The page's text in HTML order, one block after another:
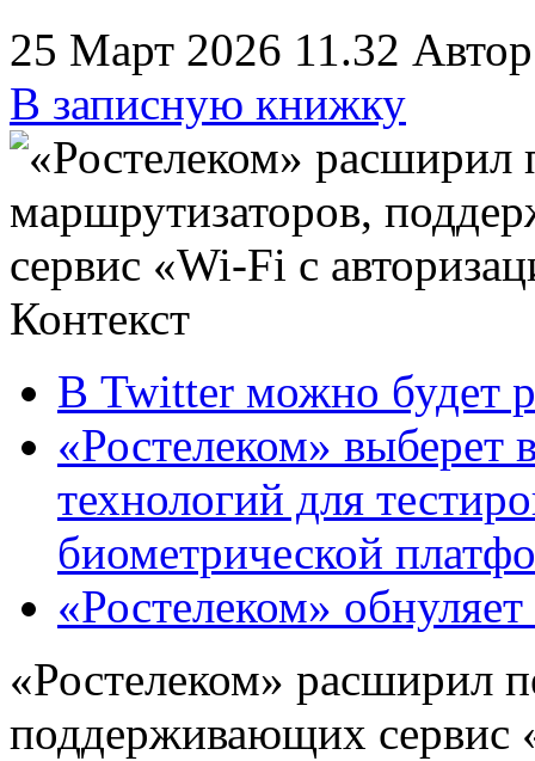
25 Март 2026 11.32
В записную книжку
Контекст
В Twitter можно будет
«Ростелеком» выберет
технологий для
биометрической
«Ростелеком»
«Ростелеком» расширил
поддерживающих сервис